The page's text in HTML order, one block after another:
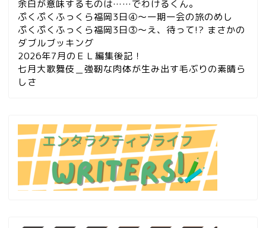
余白が意味するものは……でわけるくん。
ぷくぷくふっくら福岡3日④～一期一会の旅のめし
ぷくぷくふっくら福岡3日③～え、待って!? まさかの
ダブルブッキング
2026年7月のＥＬ編集後記！
七月大歌舞伎＿強靭な肉体が生み出す毛ぶりの素晴ら
しさ